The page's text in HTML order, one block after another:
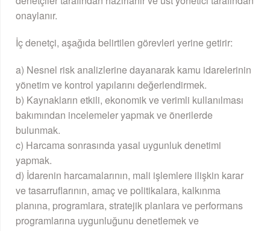
onaylanır.
İç denetçi, aşağıda belirtilen görevleri yerine getirir:
a) Nesnel risk analizlerine dayanarak kamu idarelerinin
yönetim ve kontrol yapılarını değerlendirmek.
b) Kaynakların etkili, ekonomik ve verimli kullanılması
bakımından incelemeler yapmak ve önerilerde
bulunmak.
c) Harcama sonrasında yasal uygunluk denetimi
yapmak.
d) İdarenin harcamalarının, mali işlemlere ilişkin karar
ve tasarruflarının, amaç ve politikalara, kalkınma
planına, programlara, stratejik planlara ve performans
programlarına uygunluğunu denetlemek ve